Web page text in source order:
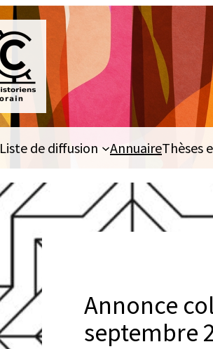
Liste de diffusion AnnuaireThèses
Annonce
septembre